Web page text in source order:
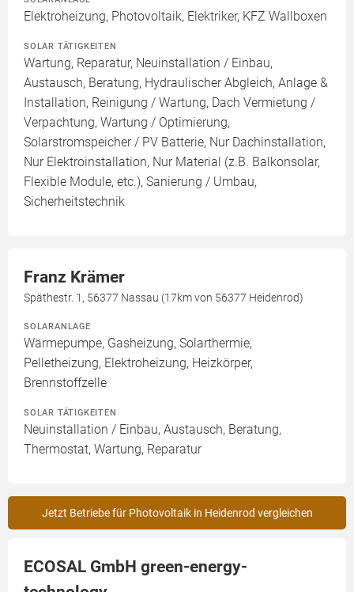
Elektroheizung, Photovoltaik, Elektriker, KFZ Wallboxen
SOLAR TÄTIGKEITEN
Wartung, Reparatur, Neuinstallation / Einbau,
Austausch, Beratung, Hydraulischer Abgleich, Anlage &
Installation, Reinigung / Wartung, Dach Vermietung /
Verpachtung, Wartung / Optimierung,
Solarstromspeicher / PV Batterie, Nur Dachinstallation,
Nur Elektroinstallation, Nur Material (z.B. Balkonsolar,
Flexible Module, etc.), Sanierung / Umbau,
Sicherheitstechnik
Franz Krämer
Späthestr. 1, 56377 Nassau (17km von 56377 Heidenrod)
SOLARANLAGE
Wärmepumpe, Gasheizung, Solarthermie,
Pelletheizung, Elektroheizung, Heizkörper,
Brennstoffzelle
SOLAR TÄTIGKEITEN
Neuinstallation / Einbau, Austausch, Beratung,
Thermostat, Wartung, Reparatur
Jetzt Betriebe für Photovoltaik in Heidenrod vergleichen
ECOSAL GmbH green-energy-